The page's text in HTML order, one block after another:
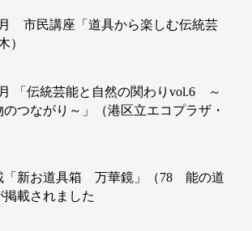
月 市民講座「道具から楽しむ伝統芸
）
月 「伝統芸能と自然の関わりvol.6 ～
つながり～」（港区立エコプラザ・
「新お道具箱 万華鏡」（78 能の道
載されました